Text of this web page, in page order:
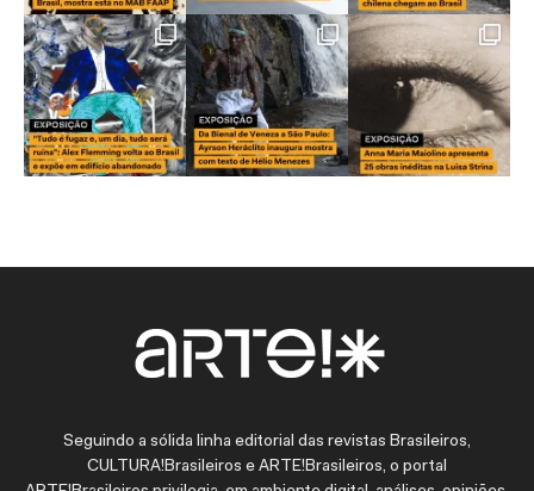
Seguindo a sólida linha editorial das revistas Brasileiros,
CULTURA!Brasileiros e ARTE!Brasileiros, o portal